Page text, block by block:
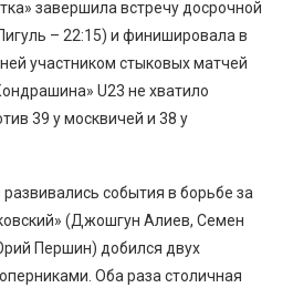
завершила встречу досрочной
– 22:15) и финишировала в
участником стыковых матчей
U23 не хватило
39 у москвичей и 38 у
события в борьбе за
(Джошгун Алиев, Семен
Першин) добился двух
Оба раза столичная